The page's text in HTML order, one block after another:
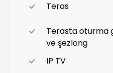
Teras
Terasta oturma
ve şezlong
IP TV